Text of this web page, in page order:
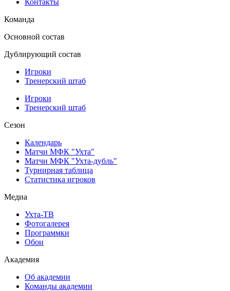
Контакты
Команда
Основной состав
Дублирующий состав
Игроки
Тренерский штаб
Игроки
Тренерский штаб
Сезон
Календарь
Матчи МФК "Ухта"
Матчи МФК "Ухта-дубль"
Турнирная таблица
Статистика игроков
Медиа
Ухта-ТВ
Фотогалерея
Программки
Обои
Академия
Об академии
Команды академии